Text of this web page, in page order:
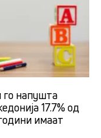
го напушта
17.7% од
имаат